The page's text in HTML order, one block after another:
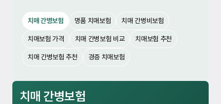
치매 간병보험 명품 치매보험 치매 간병비보험
치매보험 가격 치매 간병보험 비교 치매보험 추천
치매 간병보험 추천 경증 치매보험
치매 간병보험